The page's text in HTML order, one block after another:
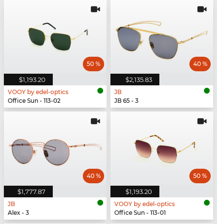
$1,193.20
50 %
VOOY by edel-optics
Office Sun - 113-02
$2,135.83
40 %
JB
JB 65 - 3
$1,777.87
40 %
JB
Alex - 3
$1,193.20
50 %
VOOY by edel-optics
Office Sun - 113-01